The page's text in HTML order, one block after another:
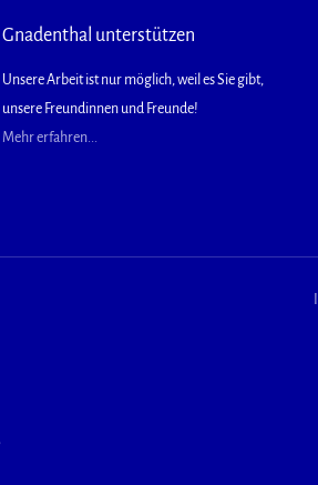
Gnadenthal unterstützen
Unsere Arbeit ist nur möglich, weil es Sie gibt,
unsere Freundinnen und Freunde!
Mehr erfahren...